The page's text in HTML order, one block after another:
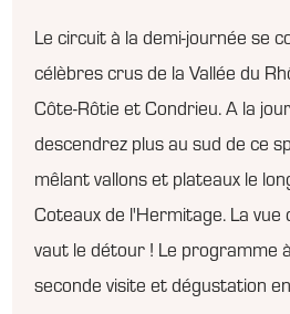
Le circuit à la demi-journée se
célèbres crus de la Vallée du
Côte-Rôtie et Condrieu. A la
descendrez plus au sud de ce
mêlant vallons et plateaux le
Coteaux de l'Hermitage. La vue
vaut le détour ! Le programme
seconde visite et dégustation